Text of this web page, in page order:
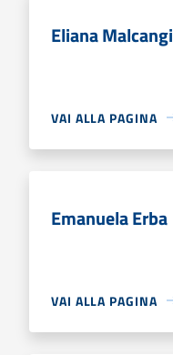
Eliana Malcangi
VAI ALLA PAGINA
Emanuela Erba
VAI ALLA PAGINA